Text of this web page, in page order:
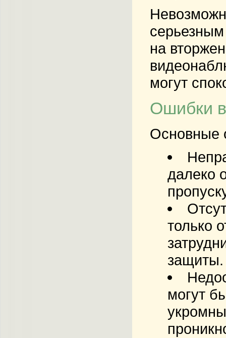
на
могут
Ошибки
Основные
далеко
только
защиты.
могут